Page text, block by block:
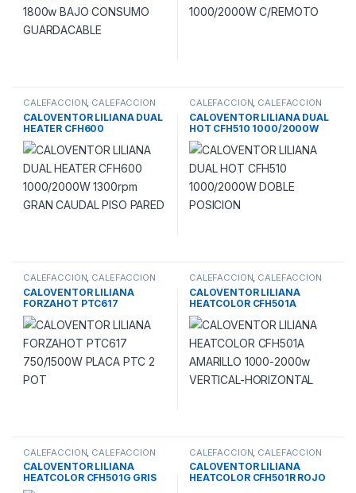
CALEFACCION, CALEFACCION
ELECTRICA
CALOVENTOR LILIANA DUAL
HEATER CFH600
1000/2000W 1300rpm
GRAN CAUDAL PISO PARED
CALEFACCION, CALEFACCION
ELECTRICA
CALOVENTOR LILIANA DUAL
HOT CFH510 1000/2000W
DOBLE POSICION
CALEFACCION, CALEFACCION
ELECTRICA
CALOVENTOR LILIANA
FORZAHOT PTC617
750/1500W PLACA PTC 2
POT
CALEFACCION, CALEFACCION
ELECTRICA
CALOVENTOR LILIANA
HEATCOLOR CFH501A
AMARILLO 1000-2000w
VERTICAL-HORIZONTAL
CALEFACCION CALEFACCION
ELECTRICA
CALOVENTOR LILIANA
HEATCOLOR CFH501G GRIS
1000-2000w VERTICAL-
CALEFACCION CALEFACCION
ELECTRICA
CALOVENTOR LILIANA
HEATCOLOR CFH501R ROJO